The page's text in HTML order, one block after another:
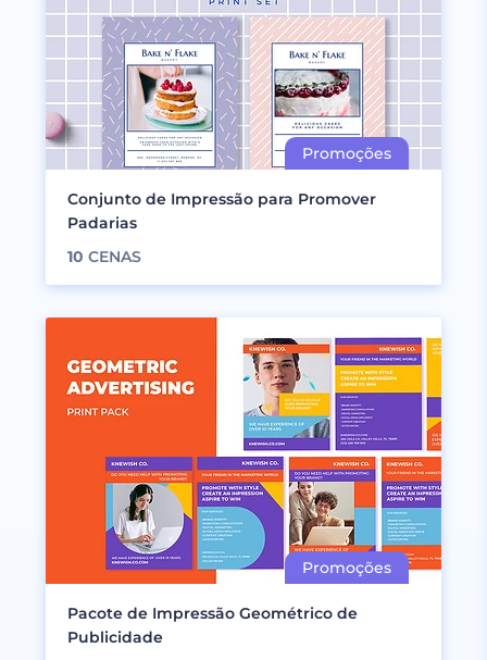
Conjunto de Impressão para Promover
Padarias
10 CENAS
Pacote de Impressão Geométrico de
Publicidade